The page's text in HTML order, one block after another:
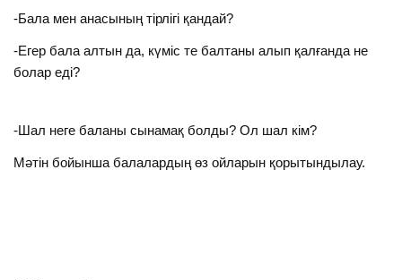
-Бала мен анасының тірлігі қандай?
-Егер бала алтын да, күміс те балтаны алып қалғанда не
болар еді?
-Шал неге баланы сынамақ болды? Ол шал кім?
Мәтін бойынша балалардың өз ойларын қорытындылау.